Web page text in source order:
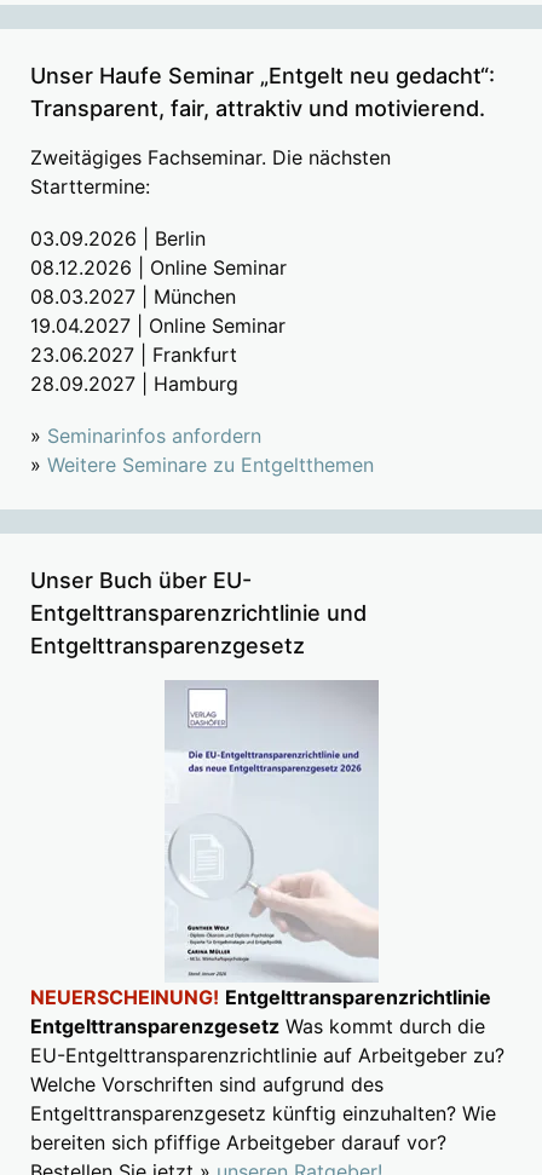
Unser Haufe Seminar „Entgelt neu gedacht“:
Transparent, fair, attraktiv und motivierend.
Zweitägiges Fachseminar. Die nächsten
Starttermine:
03.09.2026 | Berlin
08.12.2026 | Online Seminar
08.03.2027 | München
19.04.2027 | Online Seminar
23.06.2027 | Frankfurt
28.09.2027 | Hamburg
» Seminarinfos anfordern
» Weitere Seminare zu Entgeltthemen
Unser Buch über EU-
Entgelttransparenzrichtlinie und
Entgelttransparenzgesetz
NEUERSCHEINUNG! Entgelttransparenzrichtlinie
Entgelttransparenzgesetz Was kommt durch die
EU-Entgelttransparenzrichtlinie auf Arbeitgeber zu?
Welche Vorschriften sind aufgrund des
Entgelttransparenzgesetz künftig einzuhalten? Wie
bereiten sich pfiffige Arbeitgeber darauf vor?